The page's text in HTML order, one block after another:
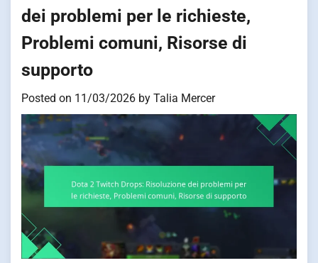
dei problemi per le richieste,
Problemi comuni, Risorse di
supporto
Posted on 11/03/2026 by Talia Mercer